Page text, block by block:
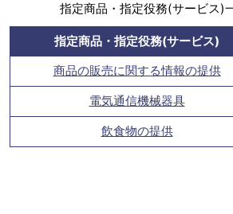
指定商品・指定役務(サービス)
指定商品・指定役務(サービス)
商品の販売に関する情報の提供
電気通信機械器具
飲食物の提供